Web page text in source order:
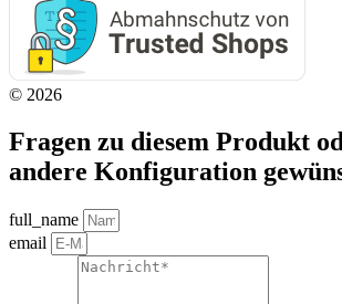
© 2026
Fragen zu diesem Produkt
andere Konfiguration
full_name
email